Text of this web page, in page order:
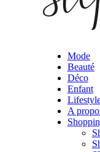
Mode
Beauté
Déco
Enfant
A